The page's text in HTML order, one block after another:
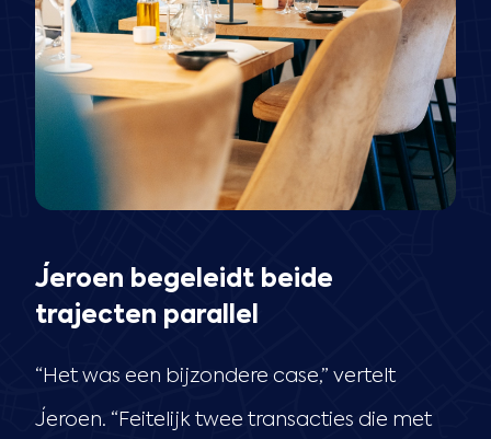
Jeroen begeleidt beide
trajecten parallel
“Het was een bijzondere case,” vertelt
Jeroen. “Feitelijk twee transacties die met